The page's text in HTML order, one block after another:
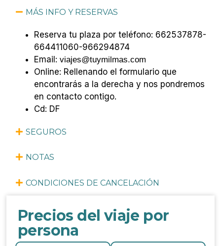
MÁS INFO Y RESERVAS
Reserva tu plaza por teléfono: 662537878-
664411060-966294874
Email:viajes@tuymilmas.com
Online: Rellenando el formulario que
encontrarás a la derechay nos pondremos
en contacto contigo.
Cd: DF
SEGUROS
NOTAS
CONDICIONES DE CANCELACIÓN
Precios del viaje por
persona